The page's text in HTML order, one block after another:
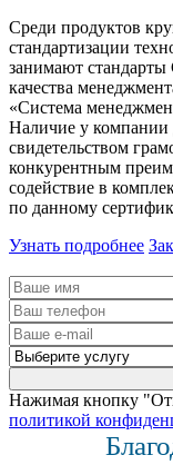
Среди продуктов
стандартизации
занимают
качества
«Система
Наличие у компании
свидетельством
конкурентным
содействие в
по данному
Узнать подробнее
Нажимая кнопку
политикой